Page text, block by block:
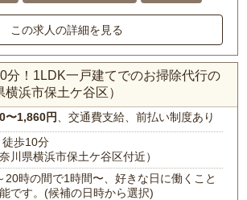
この求人の詳細を見る
分！1LDK一戸建てでのお掃除代行の
浜市保土ケ谷区）
〜1,860円 、交通費支給、前払い制度あり
徒歩10分
奈川県横浜市保土ケ谷区付近）
20時の間で1時間〜、好きな日に働くこと
です。(候補の日時から選択)